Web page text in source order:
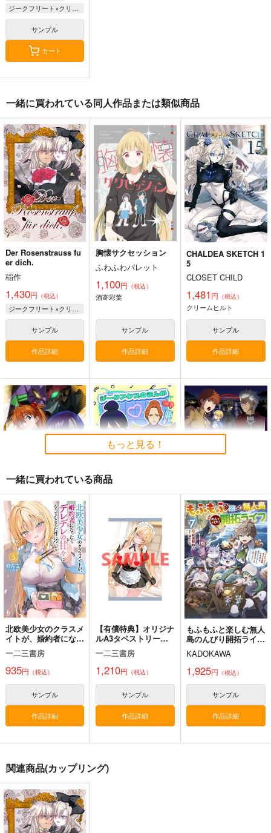
悪縁
ぽむ屋
770円（税込）
Fate/Grand Order
マシュ・キリエライト
リリス
サンプル
カート
Fate Log Grand UNO
act on
1,430円（税込）
Fate/Grand Order
岸波白野
ギルガメッシュ
サンプル
カート
Fate/GOMEMO10
ワダメモ
785円（税込）
Fate/Grand Order
サンプル
カート
火よ！星の光の瞬きよ
Owen
5,500円（税込）
Fate/Grand Order
巌窟王 エドモン・ダンテス
巌窟王 モンテ・クリスト
海嘯に永訣
Owen
787円（税込）
Fate/Grand Order
斎藤一
藤丸立香
刑部姫 豪華客船へ行
く
んじゃめな本舗
605円（税込）
Fate/Grand Order
FGO/FAKE DUME
TOKIMOOON
495円（税込）
Fate/Grand Order
ルキャラ
カート
蒐集
羊小屋
専売 787円（税込）
Fate/Grand Order
えふじいおう和風肖像
800個入りタコ焼き
787円（税込）
Fate/Grand Order
葛飾北斎
ジークフリート×クリームヒルト
サンプル
カート
一緒に買われている同人作品または類似商品
Der Rosenstrauss fu
er dich.
稲作
1,430円 （税込）
ジークフリート×クリームヒルト
サンプル
作品詳細
胸懐サクセッション
ふわふわパレット
1,100円 （税込）
酒寄彩葉
サンプル
作品詳細
CHALDEA SKETCH 1
5
CLOSET CHILD
1,481 円 （税込）
クリームヒルト
サンプル
作品詳細
GQuuuuuuX×EVA
ナポレオンフィッシ
ュ
990円（税込）
マチュ
サンプル
作品詳細
トリドリル
787円（税込）
キシリア×ニャアン
作品詳細
第４次×第５次聖杯戦
争０５
CRAZY CLOVER
CLUB
1,210円（税込）
Fate/stay night,Zeroオール
キャラ
サンプル
作品詳細
GQX幻覚スクショイ
ラスト集
もちもちもち屋
もっと見る！
一緒に買われている商品
北欧美少女のクラスメ
イトが、婚約者になっ
たらデレデレの甘々に
なってしまった件につ
いて 5
一二三書房
935円 （税込）
サンプル
作品詳細
【有償特典】オリジナ
ルA3タペストリー
（北欧美少女のクラス
メイトが、婚約者にな
ったらデレデレの甘々
になってしまった件に
ついて 5）
一二三書房
1,210円 （税込）
サンプル
作品詳細
もふもふと楽しむ無人
島のんびり開拓ライ
フ VRMMOでぼっち
を満喫するはずが、全
プレイヤーに注目され
ているみたいです 7
KADOKAWA
1,925円 （税込）
サンプル
作品詳細
関連商品(カップリング)